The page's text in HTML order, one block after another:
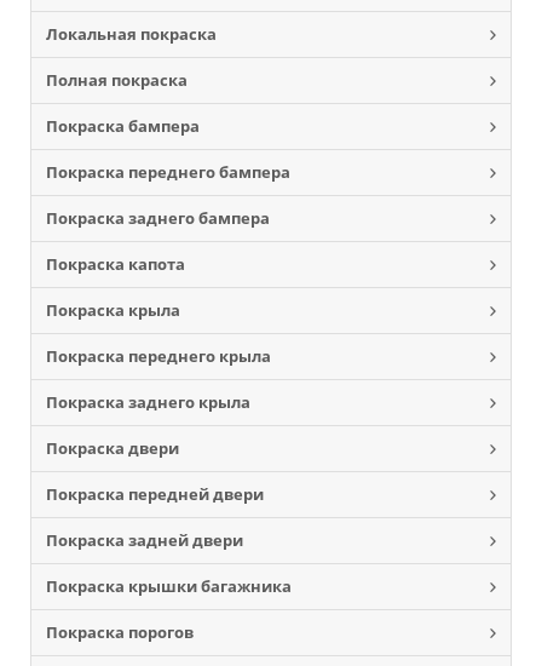
Локальная покраска
Полная покраска
Покраска бампера
Покраска переднего бампера
Покраска заднего бампера
Покраска капота
Покраска крыла
Покраска переднего крыла
Покраска заднего крыла
Покраска двери
Покраска передней двери
Покраска задней двери
Покраска крышки багажника
Покраска порогов